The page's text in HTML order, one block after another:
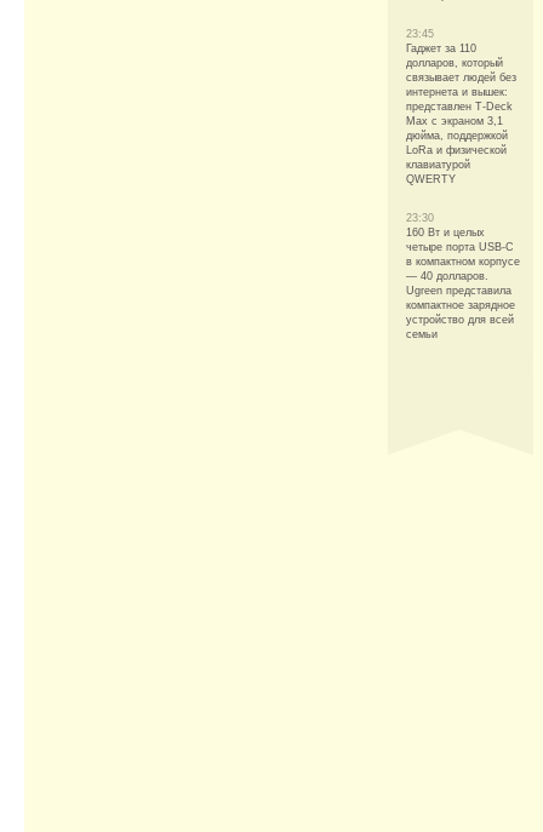
23:45
Гаджет за 110
долларов, который
связывает людей без
интернета и вышек:
представлен T-Deck
Max с экраном 3,1
дюйма, поддержкой
LoRa и физической
клавиатурой
QWERTY
23:30
160 Вт и целых
четыре порта USB-C
в компактном корпусе
— 40 долларов.
Ugreen представила
компактное зарядное
устройство для всей
семьи